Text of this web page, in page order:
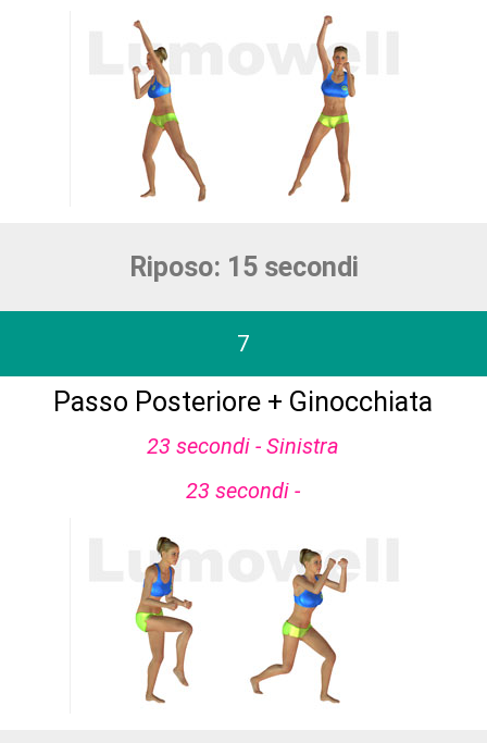
Riposo: 15 secondi
7
Passo Posteriore + Ginocchiata
23 secondi - Sinistra
23 secondi -